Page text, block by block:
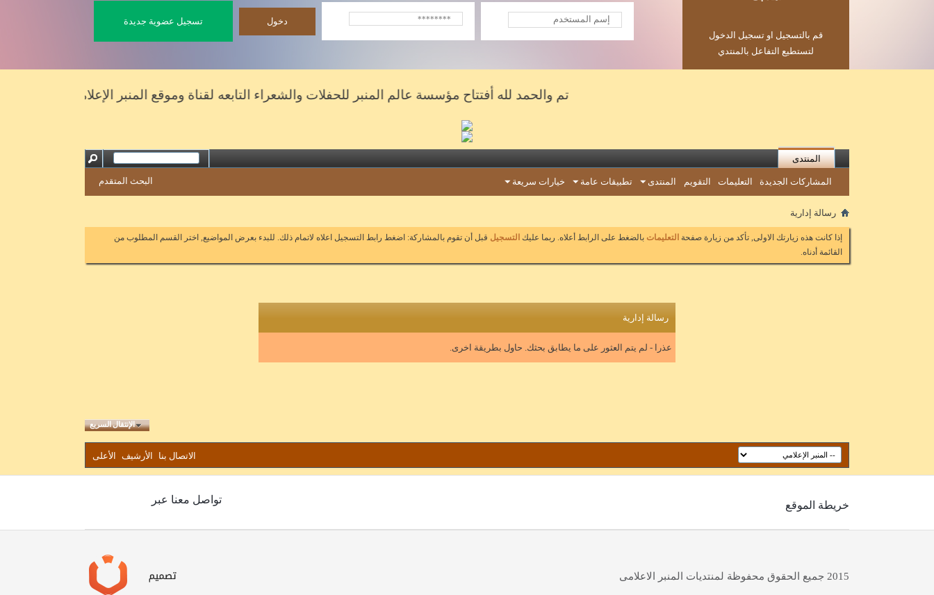
قم بالتسجيل او تسجيل الدخول
لتستطيع التفاعل بالمنتدي
تسجيل عضوية جديدة
تم والحمد لله أفتتاح مؤسسة عالم المنبر للحفلات والشعراء التابعه لقناة وموقع المنبر الإعلامي
المنتدى
المشاركات الجديدة التعليمات التقويم المنتدى تطبيقات عامة خيارات سريعة البحث المتقدم
رسالة إدارية
إذا كانت هذه زيارتك الاولى, تأكد من زيارة صفحة التعليمات بالضغط على الرابط أعلاه. ربما عليك التسجيل قبل أن تقوم بالمشاركة: اضغط رابط التسجيل اعلاه لاتمام ذلك. للبدء بعرض المواضيع, اختر القسم المطلوب من
القائمة أدناه.
رسالة إدارية
عذرا - لم يتم العثور على ما يطابق بحثك. حاول بطريقة اخرى.
الإنتقال السريع
الاتصال بنا الأرشيف الأعلى
خريطة الموقع تواصل معنا عبر
2015 جميع الحقوق محفوظة لمنتديات المنبر الاعلامى